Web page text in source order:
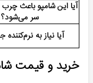
آیا این شامپو باعث
سر می‌شود؟
آیا نیاز به نرم‌کننده
خرید و قیمت